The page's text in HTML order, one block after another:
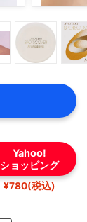
Yahoo!
ショッピング
¥780(税込)